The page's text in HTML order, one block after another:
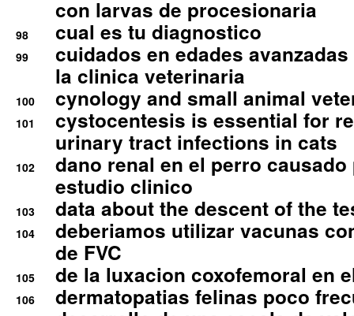
con larvas de procesionaria
98 cual es tu diagnostico
99
cuidados en edades
la clinica veterinaria
100 cynology and small animal
101
cystocentesis is essential for
urinary tract infections in cats
102
dano renal en el perro
estudio clinico
103 data about the descent of the
104
deberiamos utilizar vacunas
de FVC
105 de la luxacion coxofemoral en
106 dermatopatias felinas poco